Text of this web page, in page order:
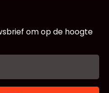
om op de hoogte